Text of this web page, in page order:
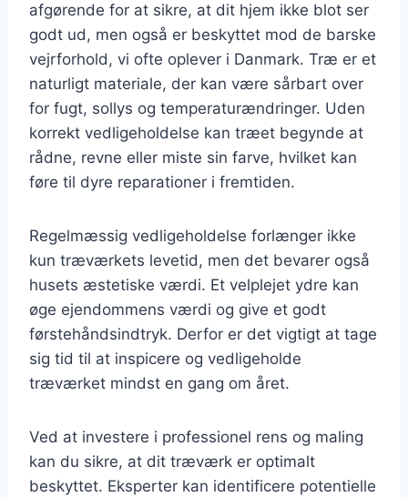
afgørende for at sikre, at dit hjem ikke blot ser
godt ud, men også er beskyttet mod de barske
vejrforhold, vi ofte oplever i Danmark. Træ er et
naturligt materiale, der kan være sårbart over
for fugt, sollys og temperaturændringer. Uden
korrekt vedligeholdelse kan træet begynde at
rådne, revne eller miste sin farve, hvilket kan
føre til dyre reparationer i fremtiden.
Regelmæssig vedligeholdelse forlænger ikke
kun træværkets levetid, men det bevarer også
husets æstetiske værdi. Et velplejet ydre kan
øge ejendommens værdi og give et godt
førstehåndsindtryk. Derfor er det vigtigt at tage
sig tid til at inspicere og vedligeholde
træværket mindst en gang om året.
Ved at investere i professionel rens og maling
kan du sikre, at dit træværk er optimalt
beskyttet. Eksperter kan identificere potentielle